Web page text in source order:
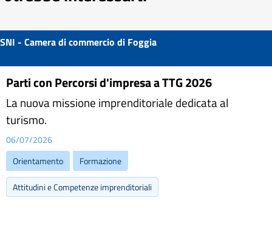
SNI - Camera di commercio di Foggia
Parti con Percorsi d'impresa a TTG 2026
La nuova missione imprenditoriale dedicata al
turismo.
06/07/2026
Orientamento
Formazione
Attitudini e Competenze imprenditoriali